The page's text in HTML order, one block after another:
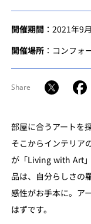
開催期間 ：2021年9
開催場所：コンフォ
Share
部屋に合うアートを
そこからインテリア
が「Living with Art
品は、自分らしさの
感性がお手本に。ア
はずです。